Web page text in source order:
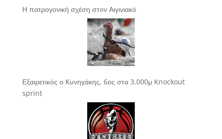
Η πατρογονική σχέση στον Αιγινιακό
Εξαιρετικός ο Κυνηγάκης, 6ος στα 3.000μ Knockout
sprint